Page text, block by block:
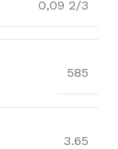
0,09 2/3
585
3.65